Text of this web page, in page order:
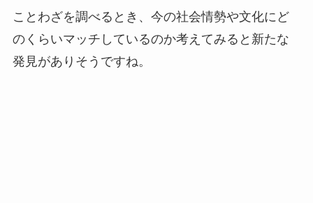
ことわざを調べるとき、今の社会情勢や文化にど
のくらいマッチしているのか考えてみると新たな
発見がありそうですね。